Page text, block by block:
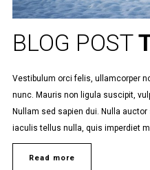
BLOG POST
Vestibulum orci felis, ullamcorper
nunc. Mauris non ligula suscipit,
Nullam sed sapien dui. Nulla
iaculis tellus nulla, quis imperdiet
Read more